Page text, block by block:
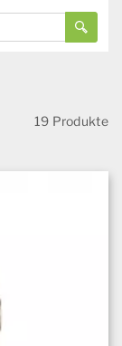
19 Produkte